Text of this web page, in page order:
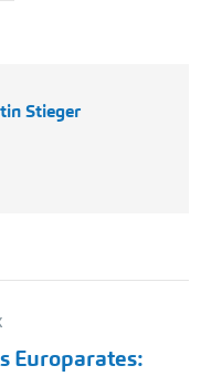
Stieger
Europarates: